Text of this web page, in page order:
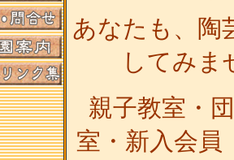
あなたも、陶
してみま
親子教室・
室・新入会